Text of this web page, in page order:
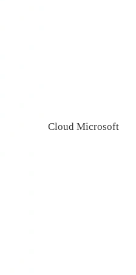
Cloud Microsoft